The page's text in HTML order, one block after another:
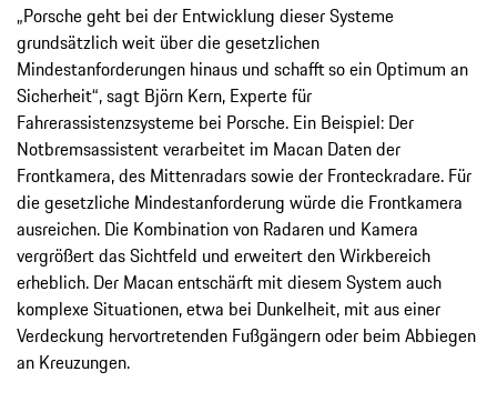
„Porsche geht bei der Entwicklung dieser Systeme
grundsätzlich weit über die gesetzlichen
Mindestanforderungen hinaus und schafft so ein Optimum an
Sicherheit“, sagt Björn Kern, Experte für
Fahrerassistenzsysteme bei Porsche. Ein Beispiel: Der
Notbremsassistent verarbeitet im Macan Daten der
Frontkamera, des Mittenradars sowie der Fronteckradare. Für
die gesetzliche Mindestanforderung würde die Frontkamera
ausreichen. Die Kombination von Radaren und Kamera
vergrößert das Sichtfeld und erweitert den Wirkbereich
erheblich. Der Macan entschärft mit diesem System auch
komplexe Situationen, etwa bei Dunkelheit, mit aus einer
Verdeckung hervortretenden Fußgängern oder beim Abbiegen
an Kreuzungen.